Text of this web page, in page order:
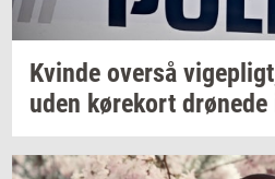
Kvin­de over­så
uden kø­re­kort drø­ne­de